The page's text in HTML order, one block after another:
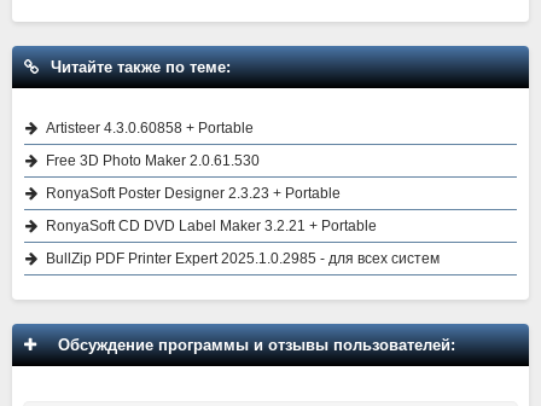
Читайте также по теме:
Artisteer 4.3.0.60858 + Portable
Free 3D Photo Maker 2.0.61.530
RonyaSoft Poster Designer 2.3.23 + Portable
RonyaSoft CD DVD Label Maker 3.2.21 + Portable
BullZip PDF Printer Expert 2025.1.0.2985 - для всех систем
Обсуждение программы и отзывы пользователей: